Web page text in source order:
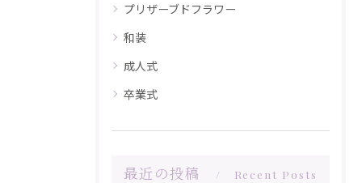
プリザーブドフラワー
和装
成人式
卒業式
最近の投稿 Recent Posts